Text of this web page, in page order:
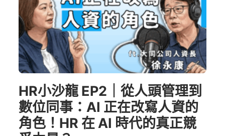
HR小沙龍 EP2｜從人頭管理到
數位同事：AI 正在改寫人資的
角色！HR 在 AI 時代的真正競